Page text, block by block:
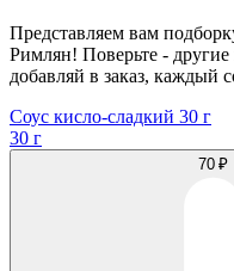
Представляем вам
Римлян! Поверьте -
добавляй в заказ, каждый
Соус кисло-сладкий 30 г
30 г
70 ₽